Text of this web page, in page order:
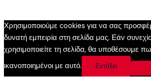
Χρησιμοποιούμε cookies για να σας
δυνατή εμπειρία στη σελίδα μας. Εάν
χρησιμοποιείτε τη σελίδα, θα υποθέσουμε
ικανοποιημένοι με αυτό.
Εντάξει